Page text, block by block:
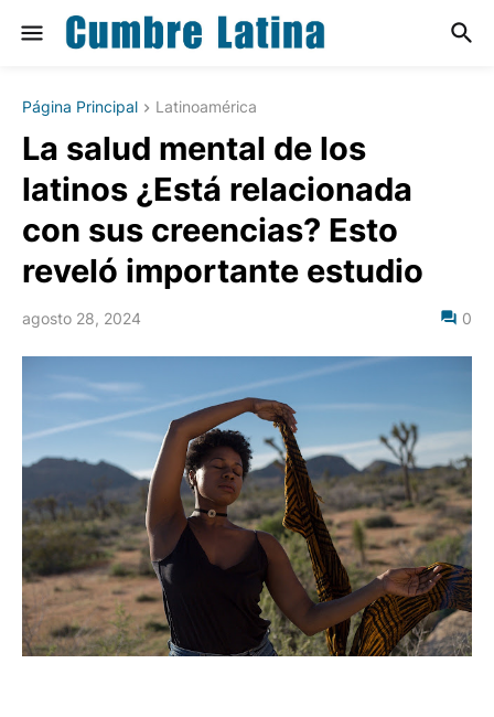
Página Principal Latinoamérica
La salud mental de los
latinos ¿Está relacionada
con sus creencias? Esto
reveló importante estudio
agosto 28, 2024 0